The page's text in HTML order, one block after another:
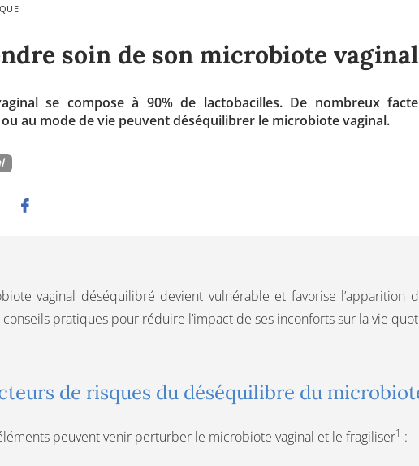
soin de son microbiote vaginal
se compose à 90% de lactobacilles. De nombreux
au mode de vie peuvent déséquilibrer le microbiote vaginal.
vaginal déséquilibré devient vulnérable et favorise l’apparition
pratiques pour réduire l’impact de ses inconforts sur la vie
de risques du déséquilibre du
peuvent venir perturber le microbiote vaginal et le fragiliser1 :